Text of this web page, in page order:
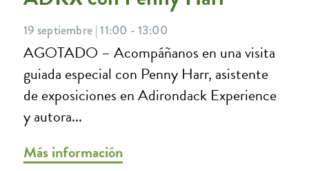
19 septiembre | 11:00 - 13:00
AGOTADO – Acompáñanos en una visita
guiada especial con Penny Harr, asistente
de exposiciones en Adirondack Experience
y autora...
Más información